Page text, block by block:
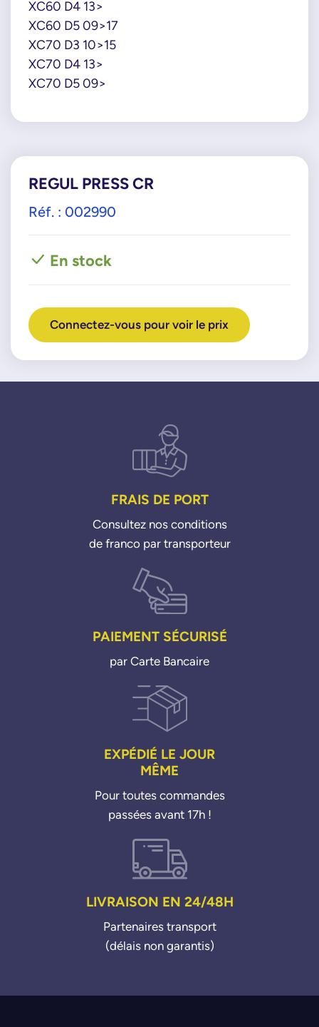
XC60 D4 13>
XC60 D5 09>17
XC70 D3 10>15
XC70 D4 13>
XC70 D5 09>
REGUL PRESS CR
Réf. : 002990
En stock
Connectez-vous pour voir le prix
FRAIS DE PORT
Consultez nos conditions
de franco par transporteur
PAIEMENT SÉCURISÉ
par Carte Bancaire
EXPÉDIÉ LE JOUR
MÊME
Pour toutes commandes
passées avant 17h !
LIVRAISON EN 24/48H
Partenaires transport
(délais non garantis)